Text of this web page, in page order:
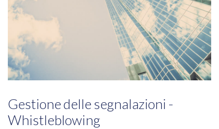
Gestione delle segnalazioni -
Whistleblowing